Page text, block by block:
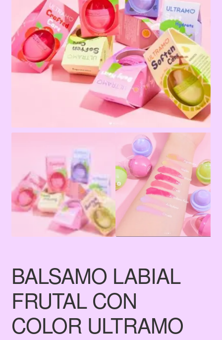
Tienda
BALSAMO LABIAL
FRUTAL CON
COLOR ULTRAMO